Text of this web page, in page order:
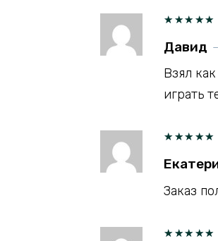
Оценка
5из 5
Давид –
Взял
играть
Оценка
5из 5
Заказ